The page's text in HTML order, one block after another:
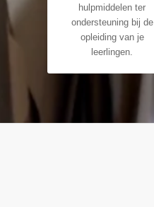
hulpmiddelen ter
ondersteuning bij de
opleiding van je
leerlingen.